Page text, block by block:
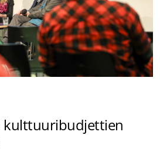
kulttuuribudjettien